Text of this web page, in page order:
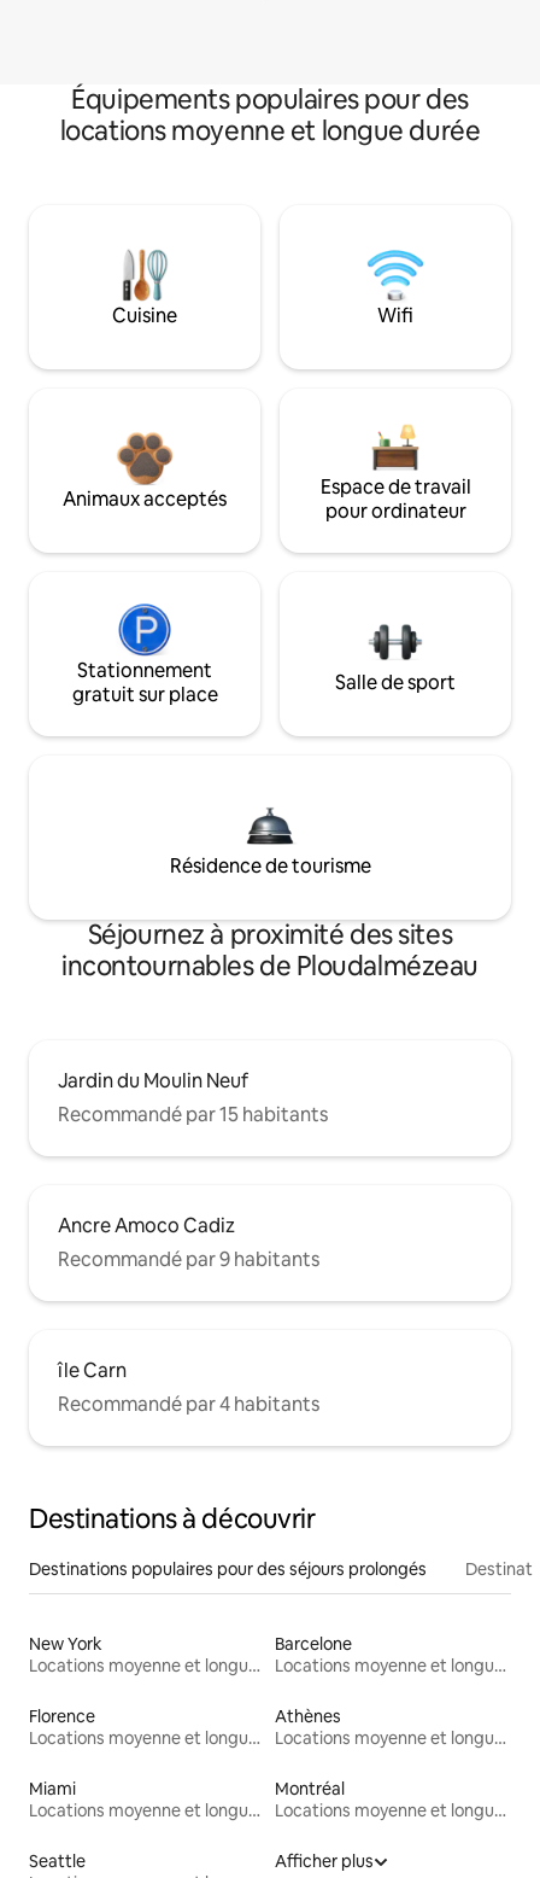
Équipements populaires pour des
locations moyenne et longue durée
Cuisine Wifi
Animaux acceptés
Espace de travail
pour ordinateur
Stationnement
gratuit sur place
Salle de sport
Résidence de tourisme
Séjournez à proximité des sites
incontournables de Ploudalmézeau
Jardin du Moulin Neuf
Recommandé par 15 habitants
Ancre Amoco Cadiz
Recommandé par 9 habitants
île Carn
Recommandé par 4 habitants
Destinations à découvrir
Destinations populaires pour des séjours prolongés
New York
Locations moyenne et longue durée
Barcelone
Locations moyenne et longue durée
Florence
Locations moyenne et longue durée
Athènes
Locations moyenne et longue durée
Miami
Locations moyenne et longue durée
Montréal
Locations moyenne et longue durée
Seattle
Afficher plus